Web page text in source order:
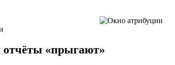
«прыгают»